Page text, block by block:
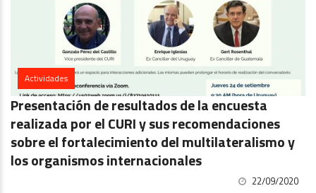
Actividades
Presentación de resultados de la encuesta
realizada por el CURI y sus recomendaciones
sobre el fortalecimiento del multilateralismo y
los organismos internacionales
22/09/2020